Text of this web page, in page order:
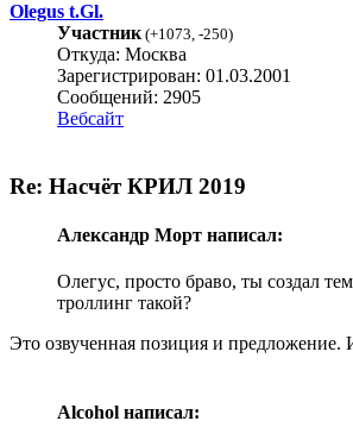
Olegus t.Gl.
Участник(+1073, -250)
Откуда: Москва
Зарегистрирован: 01.03.2001
Сообщений: 2905
Вебсайт
Re: Насчёт КРИЛ 2019
Александр Морт написал:
Олегус, просто браво, ты создал
троллинг такой?
Это озвученная позиция и
Alcohol написал: